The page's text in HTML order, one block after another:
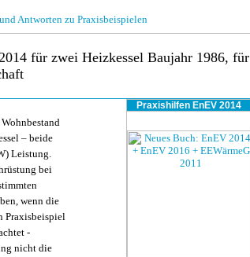
Antworten zu Praxisbeispielen
für zwei Heizkessel Baujahr 1986, für
– beide
Leistung.
bei
wenn die
Praxisbeispiel
-
nicht die
Praxishilfen EnEV 2014